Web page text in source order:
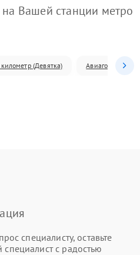
Вашей станции метро
(Девятка) Авиагородок
специалисту, оставьте
с радостью